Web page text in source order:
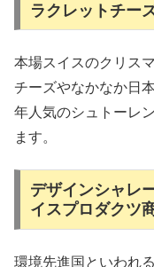
ラクレットチー
本場スイスのクリス
チーズやなかなか日
年人気のシュトーレ
ます。
デザインシャレ
イスプロダクツ
環境先進国といわれ